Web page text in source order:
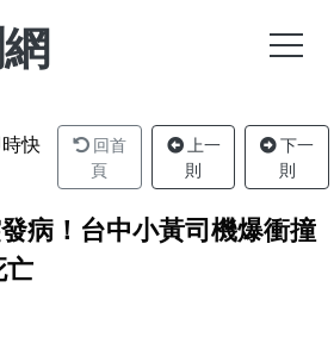
快
回首
頁
上一
則
下一
則
病！台中小黃司機爆衝撞
亡